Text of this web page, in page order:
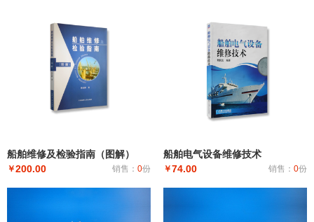
船舶维修及检验指南（图解）
￥200.00 销售： 0份
船舶电气设备维修技术
￥74.00 销售： 0份